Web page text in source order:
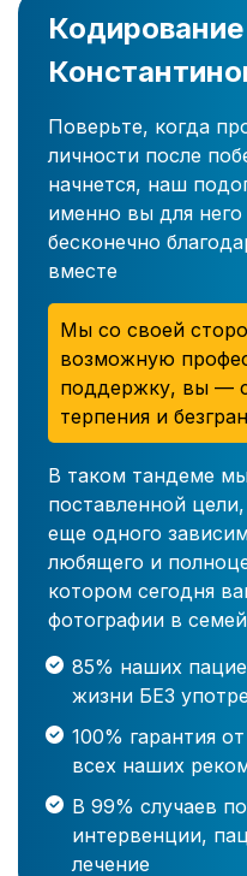
Поверьте, когда
личности после
начнется, наш
именно вы для
бесконечно
вместе
Мы со своей
возможную
поддержку, вы —
терпения и
В таком тандеме
поставленной
еще одного
любящего и
котором сегодня
фотографии в
85% наших
жизни БЕЗ
100% гарантия
всех наших
В 99% случаев
интервенции,
лечение